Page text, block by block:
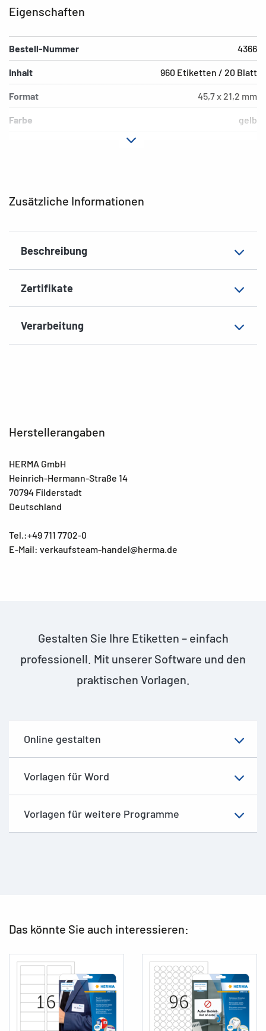
Zusätzliche Informationen
Beschreibung
Zertifikate
Verarbeitung
Eigenschaften
Bestell-Nummer 4366
Inhalt 960 Etiketten / 20 Blatt
Format 45,7 x 21,2 mm
Farbe gelb
Herstellerangaben
HERMA GmbH
Heinrich-Hermann-Straße 14
70794 Filderstadt
Deutschland
Tel.:+49 711 7702-0
E-Mail: verkaufsteam-handel@herma.de
Gestalten Sie Ihre Etiketten – einfach
professionell. Mit unserer Software und den
praktischen Vorlagen.
Online gestalten
Vorlagen für Word
Vorlagen für weitere Programme
Das könnte Sie auch interessieren: